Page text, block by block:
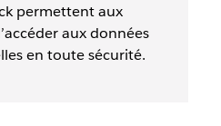
permettent aux
aux données
en toute sécurité.